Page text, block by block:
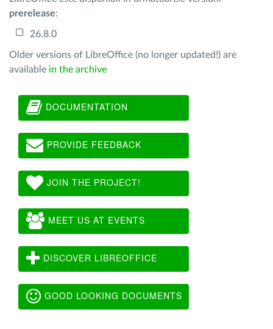
prerelease:
26.8.0
Older versions of LibreOffice (no longer updated!) are
available in the archive
DOCUMENTATION
PROVIDE FEEDBACK
JOIN THE PROJECT!
MEET US AT EVENTS
DISCOVER LIBREOFFICE
GOOD LOOKING DOCUMENTS